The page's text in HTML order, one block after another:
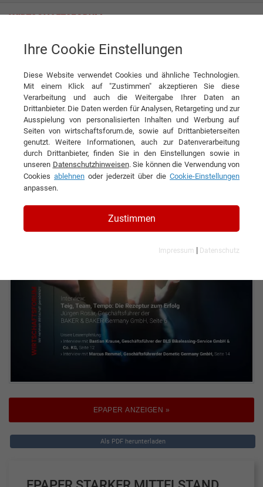
ePaper Starker Mittelstand
EPAPER ANZEIGEN »
Als PDF herunterladen
Ihre Cookie Einstellungen
Diese Website verwendet Cookies und ähnliche Technologien.
Mit einem Klick auf "Zustimmen" akzeptieren Sie diese
Verarbeitung und auch die Weitergabe Ihrer Daten an
Drittanbieter. Die Daten werden für Analysen, Retargeting und zur
Ausspielung von personalisierten Inhalten und Werbung auf
Seiten von wirtschaftsforum.de, sowie auf Drittanbieterseiten
genutzt. Weitere Informationen, auch zur Datenverarbeitung
durch Drittanbieter, finden Sie in den Einstellungen sowie in
unseren Datenschutzhinweisen. Sie können die Verwendung von
Cookies ablehnen oder jederzeit über die Cookie-Einstellungen
anpassen.
Zustimmen
Impressum | Datenschutz